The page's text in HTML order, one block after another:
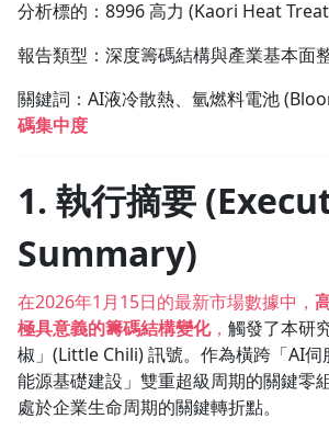
分析標的：8996 高力 (Kaori Heat
報告類型：深度籌碼結構與產業基本面
關鍵詞：AI液冷散熱、氫燃料電池
碼集中度
1. 執行摘要
Summary)
在2026年1月15日的最新市場數據中，
極具意義的籌碼結構變化， 觸發了本研
椒」(Little Chili) 訊號。作為橫跨「AI伺
能源基礎建設」雙重超級周期的關鍵零
處於企業生命周期的關鍵轉折點。
1.25x
1.0x